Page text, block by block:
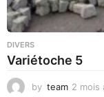
DIVERS
Variétoche 5
by team 2 mois